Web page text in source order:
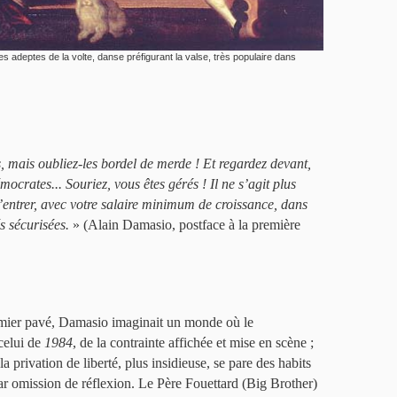
adeptes de la volte, danse préfigurant la valse, très populaire dans
oubliez-les bordel de merde ! Et regardez devant,
Souriez, vous êtes gérés ! Il ne s’agit plus
avec votre salaire minimum de croissance, dans
sécurisées. » (Alain Damasio, postface à la première
pavé, Damasio imaginait un monde où le
de 1984, de la contrainte affichée et mise en scène ;
privation de liberté, plus insidieuse, se pare des habits
omission de réflexion. Le Père Fouettard (Big Brother)